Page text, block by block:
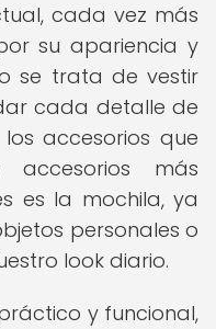
cada vez más
su apariencia y
se trata de vestir
cada detalle de
accesorios que
más
es la mochila, ya
personales o
look diario.
y funcional,